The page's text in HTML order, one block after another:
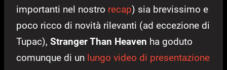
importanti nel nostro recap) sia brevissimo e
poco ricco di novità rilevanti (ad eccezione di
Tupac), Stranger Than Heaven ha goduto
comunque di un lungo video di presentazione